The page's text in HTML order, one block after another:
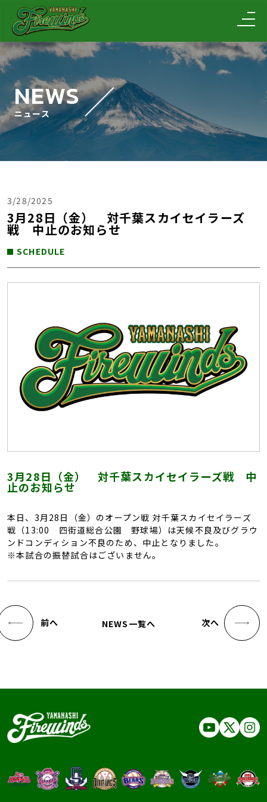
NEWS
ニュース
3/28/2025
3月28日（金） 対千葉スカイセイラーズ
戦 中止のお知らせ
SCHEDULE
3月28日（金） 対千葉スカイセイラーズ戦 中
止のお知らせ
本日、3月28日（金）のオープン戦 対千葉スカイセイラーズ
戦（13:00 四街道総合公園 野球場）は天候不良及びグラウ
ンドコンディション不良のため、中止となりました。
※本試合の振替試合はございません。
前へ NEWS一覧へ 次へ